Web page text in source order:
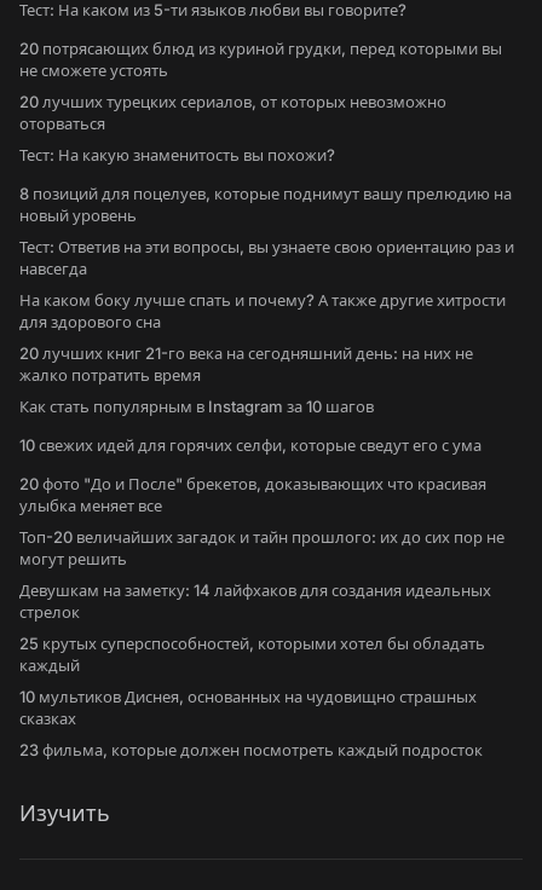
Тест: На каком из 5-ти языков любви вы говорите?
20 потрясающих блюд из куриной грудки, перед которыми вы
не сможете устоять
20 лучших турецких сериалов, от которых невозможно
оторваться
Тест: На какую знаменитость вы похожи?
8 позиций для поцелуев, которые поднимут вашу прелюдию на
новый уровень
Тест: Ответив на эти вопросы, вы узнаете свою ориентацию раз и
навсегда
На каком боку лучше спать и почему? А также другие хитрости
для здорового сна
20 лучших книг 21-го века на сегодняшний день: на них не
жалко потратить время
Как стать популярным в Instagram за 10 шагов
10 свежих идей для горячих селфи, которые сведут его с ума
20 фото "До и После" брекетов, доказывающих что красивая
улыбка меняет все
Топ-20 величайших загадок и тайн прошлого: их до сих пор не
могут решить
Девушкам на заметку: 14 лайфхаков для создания идеальных
стрелок
25 крутых суперспособностей, которыми хотел бы обладать
каждый
10 мультиков Диснея, основанных на чудовищно страшных
сказках
23 фильма, которые должен посмотреть каждый подросток
Изучить